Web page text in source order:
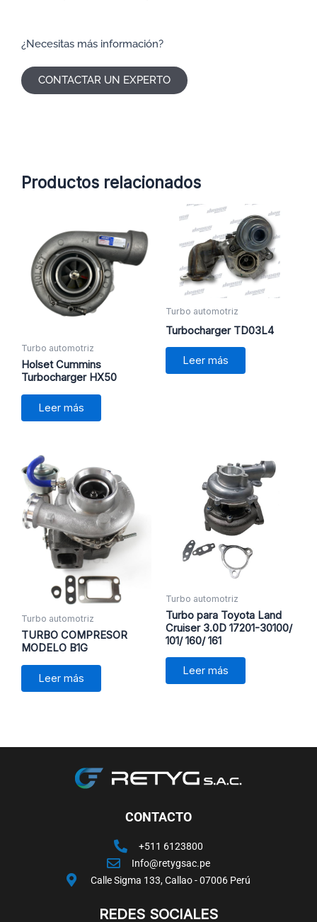
¿Necesitas más información?
CONTACTAR UN EXPERTO
Productos relacionados
Turbo automotriz
Holset Cummins
Turbocharger HX50
Leer más
Turbo automotriz
Turbocharger TD03L4
Leer más
Turbo automotriz
TURBO COMPRESOR
MODELO B1G
Leer más
Turbo automotriz
Turbo para Toyota Land
Cruiser 3.0D 17201-30100/
101/ 160/ 161
Leer más
CONTACTO
+511 6123800
Info@retygsac.pe
Calle Sigma 133, Callao - 07006 Perú
REDES SOCIALES